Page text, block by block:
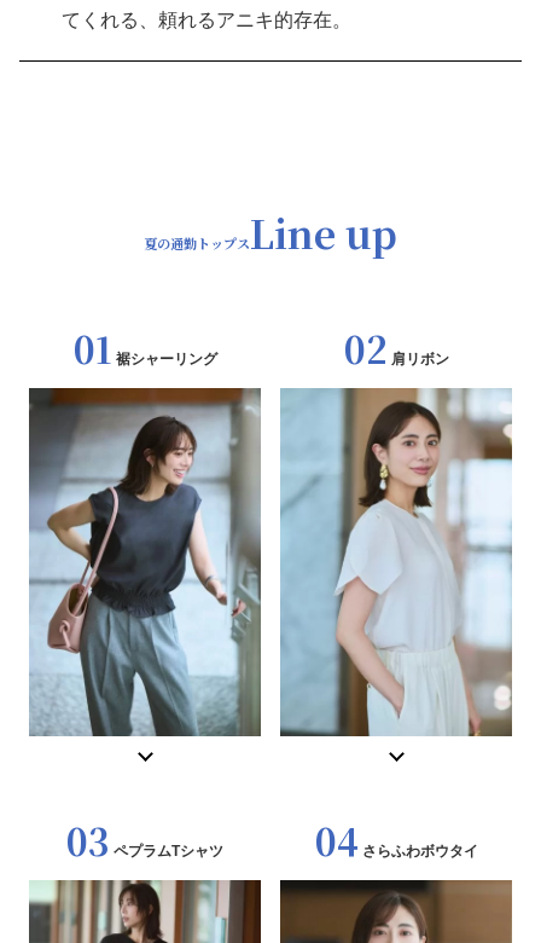
てくれる、頼れるアニキ的存在。
夏の通勤トップスLine up
01 裾シャーリング 02 肩リボン
03 ペプラムTシャツ 04 さらふわボウタイ